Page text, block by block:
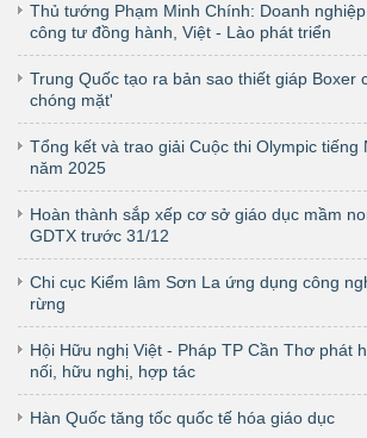
Thủ tướng Phạm Minh Chính: Doanh
công tư đồng hành, Việt - Lào phát triển
Trung Quốc tạo ra bản sao thiết giáp Boxer
chóng mặt'
Tổng kết và trao giải Cuộc thi Olympiс tiếng
năm 2025
Hoàn thành sắp xếp cơ sở giáo dục mầm
GDTX trước 31/12
Chi cục Kiểm lâm Sơn La ứng dụng công
rừng
Hội Hữu nghị Việt - Pháp TP Cần Thơ phát
nối, hữu nghị, hợp tác
Hàn Quốc tăng tốc quốc tế hóa giáo dục